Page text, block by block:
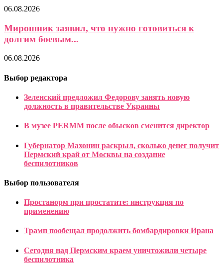
06.08.2026
Мирошник заявил, что нужно готовиться к
долгим боевым...
06.08.2026
Выбор редактора
Зеленский предложил Федорову занять новую
должность в правительстве Украины
В музее PERMM после обысков сменится директор
Губернатор Махонин раскрыл, сколько денег получит
Пермский край от Москвы на создание
беспилотников
Выбор пользователя
Простанорм при простатите: инструкция по
применению
Трамп пообещал продолжить бомбардировки Ирана
Сегодня над Пермским краем уничтожили четыре
беспилотника